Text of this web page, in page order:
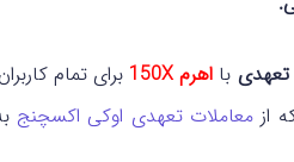
تعهدی با اهرم 150X
برای تمام
از معاملات تعهدی اوکی اکسچنج